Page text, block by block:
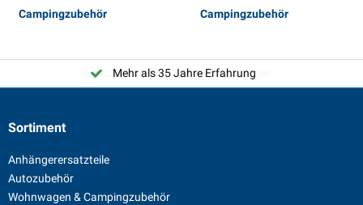
Campingzubehör
Campingzubehör
Mehr als 35 Jahre Erfahrung
Sortiment
Anhängerersatzteile
Autozubehör
Wohnwagen & Campingzubehör